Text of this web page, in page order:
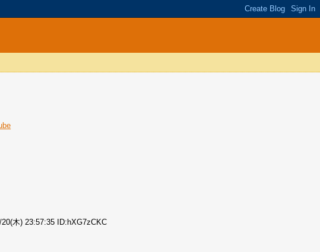
みた‬‏ - YouTube
木) 23:57:35 ID:hXG7zCKC